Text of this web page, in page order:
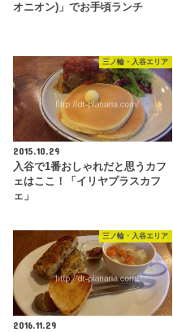
オニオン)」でお手頃ランチ
三ノ輪・入谷エリア
2015.10.29
入谷で1番おしゃれだと思うカフ
ェはここ！「イリヤプラスカフ
ェ」
三ノ輪・入谷エリア
2016.11.29